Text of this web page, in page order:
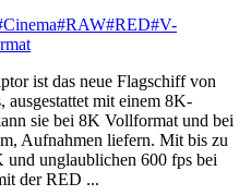
#RAW#RED#V-
ist das neue Flagschiff von
ausgestattet mit einem 8K-
sie bei 8K Vollformat und bei
Aufnahmen liefern. Mit bis zu
und unglaublichen 600 fps bei
der RED ...